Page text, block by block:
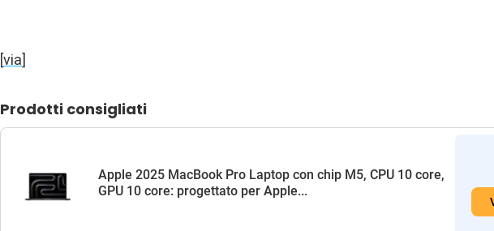
[via]
Prodotti consigliati
Apple 2025 MacBook Pro Laptop con chip M5, CPU 10 core,
GPU 10 core: progettato per Apple...